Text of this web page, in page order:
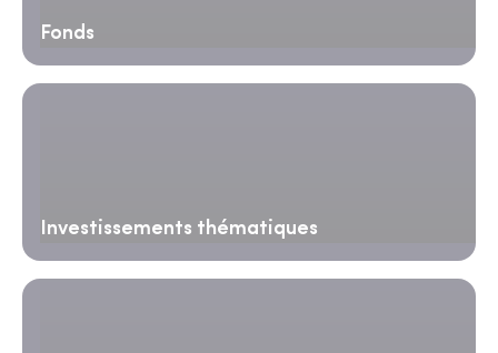
Fonds
Investissements thématiques